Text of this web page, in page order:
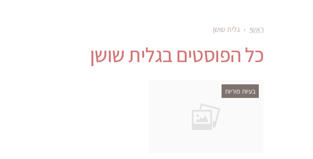
ראשי › גלית שושן
כל הפוסטים בגלית שושן
בעיות פוריות